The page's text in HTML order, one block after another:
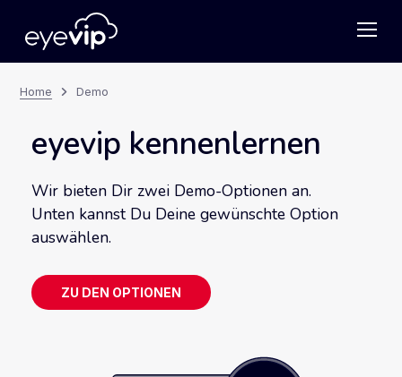
Home Demo
eyevip kennenlernen
Wir bieten Dir zwei Demo-Optionen an.
Unten kannst Du Deine gewünschte Option
auswählen.
ZU DEN OPTIONEN